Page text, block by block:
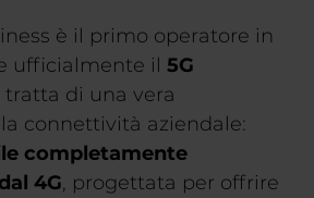
è il primo operatore in
ufficialmente il 5G
tratta di una vera
connettività aziendale:
completamente
4G, progettata per offrire